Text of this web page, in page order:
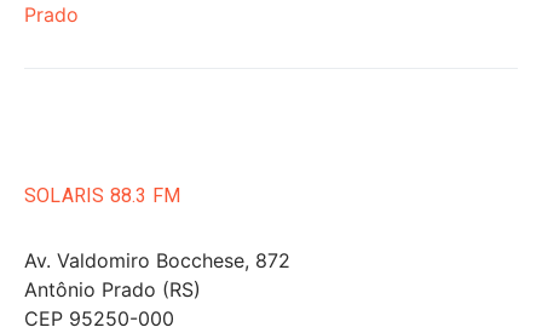
Prado
SOLARIS 88.3 FM
Av. Valdomiro Bocchese, 872
Antônio Prado (RS)
CEP 95250-000